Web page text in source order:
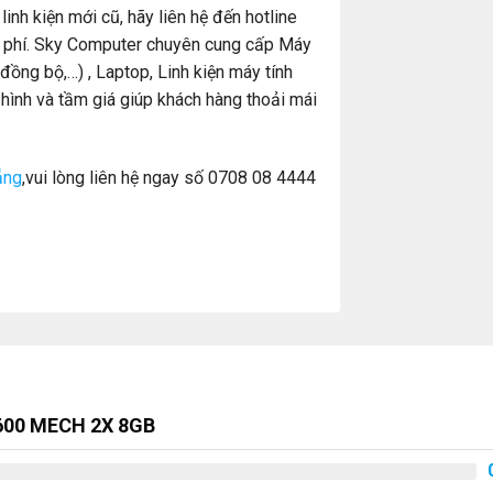
kiện mới cũ, hãy liên hệ đến hotline
Sky Computer chuyên cung cấp Máy
bộ,…) , Laptop, Linh kiện máy tính
và tầm giá giúp khách hàng thoải mái
,vui lòng liên hệ ngay số 0708 08 4444
MECH 2X 8GB